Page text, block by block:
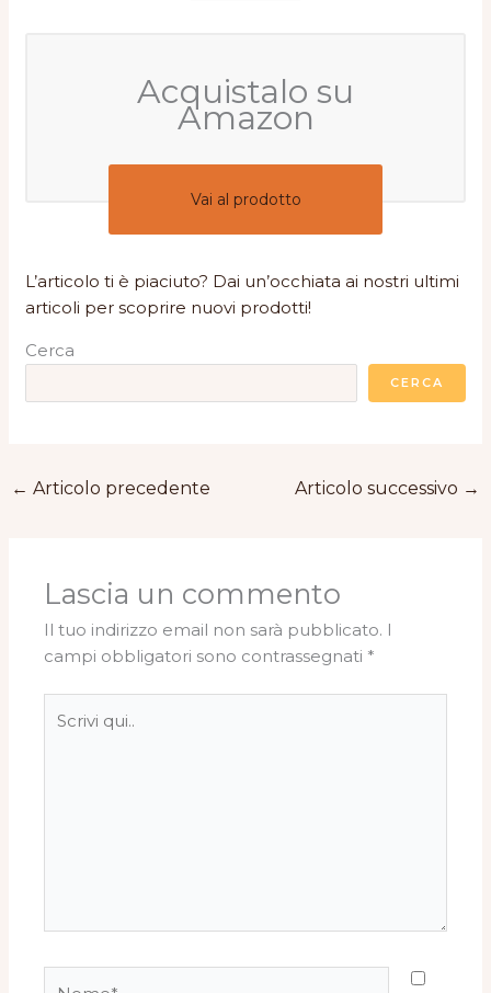
Acquistalo su
Amazon
Vai al prodotto
L’articolo ti è piaciuto? Dai un’occhiata ai nostri ultimi
articoli per scoprire nuovi prodotti!
Cerca
CERCA
← Articolo precedente Articolo successivo →
Lascia un commento
Il tuo indirizzo email non sarà pubblicato. I
campi obbligatori sono contrassegnati *
qui..